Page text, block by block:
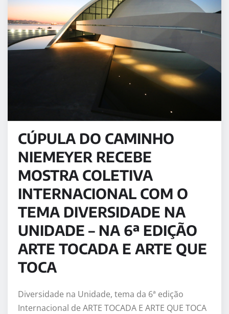
CÚPULA DO CAMINHO
NIEMEYER RECEBE
MOSTRA COLETIVA
INTERNACIONAL COM O
TEMA DIVERSIDADE NA
UNIDADE – NA 6ª EDIÇÃO
ARTE TOCADA E ARTE QUE
TOCA
Diversidade na Unidade, tema da 6ª edição
Internacional de ARTE TOCADA E ARTE QUE TOCA